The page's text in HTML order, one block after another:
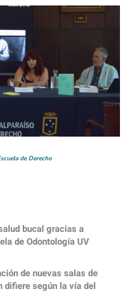
de Derecho
bucal gracias a
de Odontología UV
de nuevas salas de
difiere según la vía del